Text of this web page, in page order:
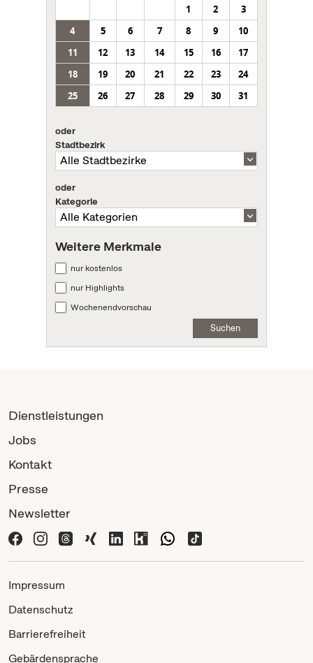
1
2
3
4
5 6 7 8 9
10
11
12 13 14 15 16
17
18
19 20 21 22 23
24
25
26 27 28 29 30 31
oder
Stadtbezirk
oder
Kategorie
Weitere Merkmale
nur kostenlos
nur Highlights
Wochenendvorschau
Suchen
Dienstleistungen
Jobs
Kontakt
Presse
Newsletter
Impressum
Datenschutz
Barrierefreiheit
Gebärdensprache